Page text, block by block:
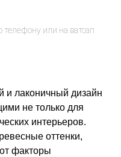
и лаконичный дизайн
не только для
интерьеров.
оттенки,
факторы